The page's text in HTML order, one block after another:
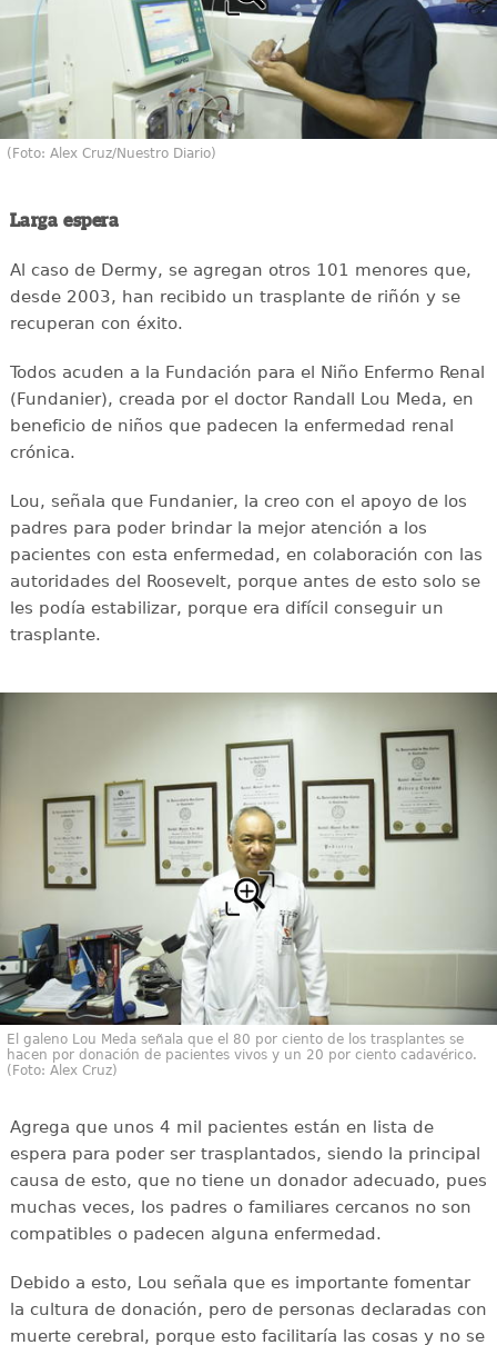
(Foto: Alex Cruz/Nuestro Diario)
Larga espera
Al caso de Dermy, se agregan otros 101 menores que,
desde 2003, han recibido un trasplante de riñón y se
recuperan con éxito.
Todos acuden a la Fundación para el Niño Enfermo Renal
(Fundanier), creada por el doctor Randall Lou Meda, en
beneficio de niños que padecen la enfermedad renal
crónica.
Lou, señala que Fundanier, la creo con el apoyo de los
padres para poder brindar la mejor atención a los
pacientes con esta enfermedad, en colaboración con las
autoridades del Roosevelt, porque antes de esto solo se
les podía estabilizar, porque era difícil conseguir un
trasplante.
El galeno Lou Meda señala que el 80 por ciento de los trasplantes se
hacen por donación de pacientes vivos y un 20 por ciento cadavérico.
(Foto: Alex Cruz)
Agrega que unos 4 mil pacientes están en lista de
espera para poder ser trasplantados, siendo la principal
causa de esto, que no tiene un donador adecuado, pues
muchas veces, los padres o familiares cercanos no son
compatibles o padecen alguna enfermedad.
Debido a esto, Lou señala que es importante fomentar
la cultura de donación, pero de personas declaradas con
muerte cerebral, porque esto facilitaría las cosas y no se